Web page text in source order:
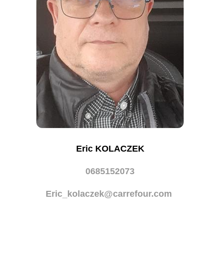
Eric KOLACZEK
0685152073
Eric_kolaczek@carrefour.com